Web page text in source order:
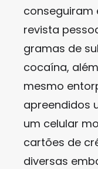
conseguiram
revista
gramas de
cocaína,
mesmo
apreendidos
um celular
cartões de
diversas